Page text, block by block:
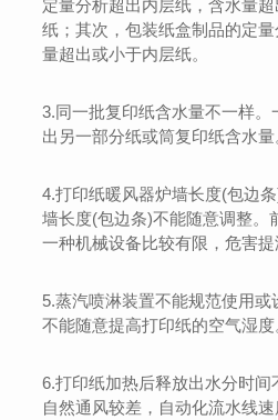
定量分析超出内层纸，含水量
纸；其次，包装纸盒制品的定
量超出或小于内层纸。
3.同一批复印纸含水量不一样。
出另一部分纸或筒复印纸含水量
4.打印纸暖风器炉墙长度(包边
墙长度(包边条)不能随意调整。
一种机械设备比较有限，危害提
5.蒸汽喷淋装置不能规范使用或
不能随意提高打印纸的空气湿度
6.打印纸加热后释放出水分时间
自然通风较差，自动化流水线